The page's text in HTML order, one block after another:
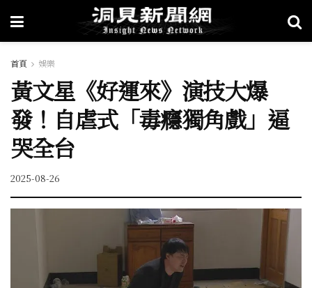
首頁 娛樂
黃文星《好運來》演技大爆
發！自虐式「毒癮獨角戲」逼
哭全台
2025-08-26